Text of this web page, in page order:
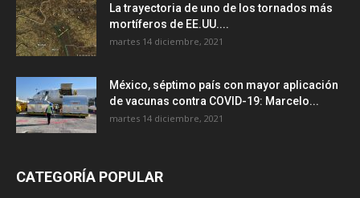
La trayectoria de uno de los tornados más
mortíferos de EE.UU....
martes 14 diciembre, 2021
México, séptimo país con mayor aplicación
de vacunas contra COVID-19: Marcelo...
martes 14 diciembre, 2021
CATEGORÍA POPULAR